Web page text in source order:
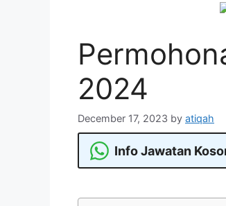
2024
December 17, 2023 by atiqah
Info Jawatan